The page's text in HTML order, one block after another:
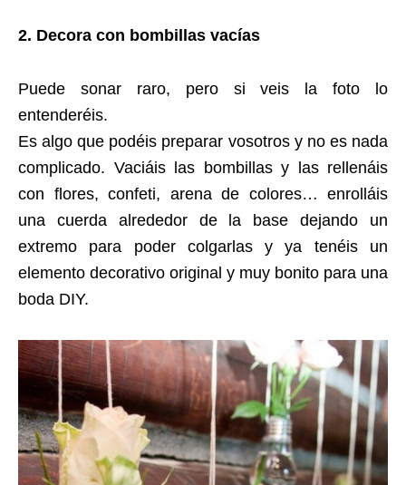
2. Decora con bombillas vacías
Puede sonar raro, pero si veis la foto lo
entenderéis.
Es algo que podéis preparar vosotros y no es nada
complicado. Vaciáis las bombillas y las rellenáis
con flores, confeti, arena de colores… enrolláis
una cuerda alrededor de la base dejando un
extremo para poder colgarlas y ya tenéis un
elemento decorativo original y muy bonito para una
boda DIY.